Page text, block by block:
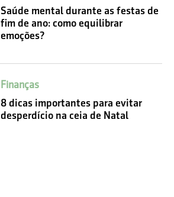
Saúde mental durante as festas de
fim de ano: como equilibrar
emoções?
Finanças
8 dicas importantes para evitar
desperdício na ceia de Natal